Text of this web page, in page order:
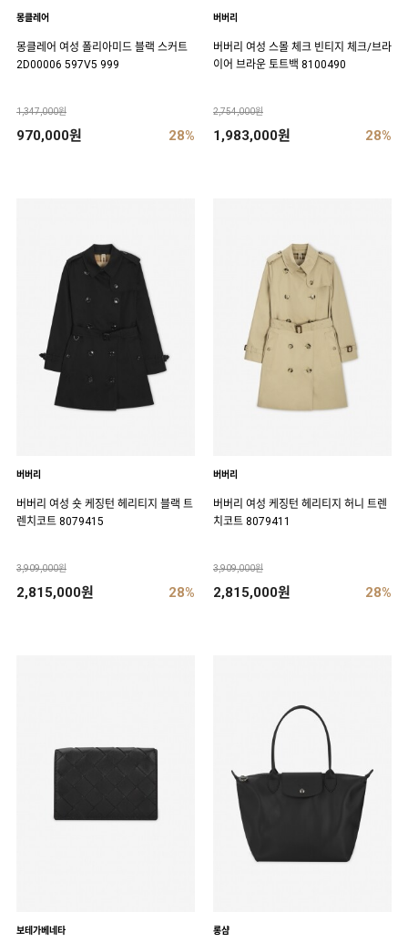
몽클레어
몽클레어 여성 폴리아미드 블랙 스커트
2D00006 597V5 999
1,347,000원
970,000원 28%
버버리
버버리 여성 스몰 체크 빈티지 체크/브라
이어 브라운 토트백 8100490
2,754,000원
1,983,000원 28%
버버리
버버리 여성 숏 케징턴 헤리티지 블랙 트
렌치코트 8079415
3,909,000원
2,815,000원 28%
버버리
버버리 여성 케징턴 헤리티지 허니 트렌
치코트 8079411
3,909,000원
2,815,000원 28%
보테가베네타 롱샴